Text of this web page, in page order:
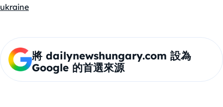
ukraine
將 dailynewshungary.com 設為
Google 的首選來源